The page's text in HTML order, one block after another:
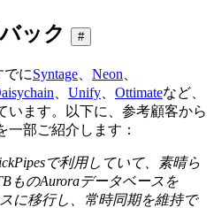
ック #
でにSyntage Neon
Unify Ottimateなど、
います。以下に、参考顧客から
一部ご紹介します：
で利用していて、素晴ら
ものAuroraデータベースを
に移行し、常時同期を維持で